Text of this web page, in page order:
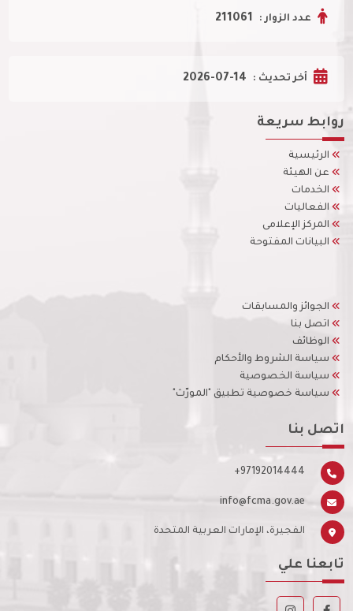
عدد الزوار : 211061
أخر تحديث : 2026-07-14
روابط سريعة
الرئيسية
عن الهيئة
الخدمات
الفعاليات
المركز الإعلامى
البيانات المفتوحة
الجوائز والمسابقات
اتصل بنا
الوظائف
سياسة الشروط والأحكام
سياسة الخصوصية
سياسة خصوصية تطبيق "المورّث"
اتصل بنا
+97192014444
info@fcma.gov.ae
الفجيرة، الإمارات العربية المتحدة
تابعنا علي